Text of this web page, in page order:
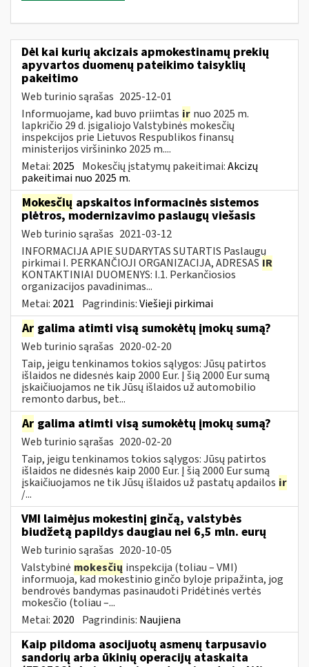
Dėl kai kurių akcizais apmokestinamų prekių
apyvartos duomenų pateikimo taisyklių
pakeitimo
Web turinio sąrašas 2025-12-01
Informuojame, kad buvo priimtas ir nuo 2025 m.
lapkričio 29 d. įsigaliojo Valstybinės mokesčių
inspekcijos prie Lietuvos Respublikos finansų
ministerijos viršininko 2025 m....
Metai: 2025 Mokesčių įstatymų pakeitimai:Akcizų
pakeitimai nuo 2025 m.
Mokesčių apskaitos informacinės sistemos
plėtros, modernizavimo paslaugų viešasis
Web turinio sąrašas 2021-03-12
INFORMACIJA APIE SUDARYTAS SUTARTIS Paslaugų
pirkimai I. PERKANČIOJI ORGANIZACIJA, ADRESAS IR
KONTAKTINIAI DUOMENYS: I.1. Perkančiosios
organizacijos pavadinimas...
Metai: 2021 Pagrindinis:Viešieji pirkimai
Ar galima atimti visą sumokėtų įmokų sumą?
Web turinio sąrašas 2020-02-20
Taip, jeigu tenkinamos tokios sąlygos: Jūsų patirtos
išlaidos ne didesnės kaip 2000 Eur. Į šią 2000 Eur sumą
įskaičiuojamos ne tik Jūsų išlaidos už automobilio
remonto darbus, bet...
Ar galima atimti visą sumokėtų įmokų sumą?
Web turinio sąrašas 2020-02-20
Taip, jeigu tenkinamos tokios sąlygos: Jūsų patirtos
išlaidos ne didesnės kaip 2000 Eur. Į šią 2000 Eur sumą
įskaičiuojamos ne tik Jūsų išlaidos už pastatų apdailos ir
/...
VMI laimėjus mokestinį ginčą, valstybės
biudžetą papildys daugiau nei 6,5 mln. eurų
Web turinio sąrašas 2020-10-05
Valstybinė mokesčių inspekcija (toliau – VMI)
informuoja, kad mokestinio ginčo byloje pripažinta, jog
bendrovės bandymas pasinaudoti Pridėtinės vertės
mokesčio (toliau –...
Metai: 2020 Pagrindinis: Naujiena
Kaip pildoma asocijuotų asmenų tarpusavio
sandorių arba ūkinių operacijų ataskaita